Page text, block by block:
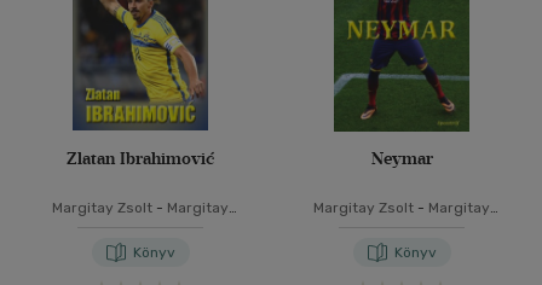
Zlatan Ibrahimović
Margitay Zsolt - Margitay
Könyv
Neymar
Margitay Zsolt - Margitay
Könyv